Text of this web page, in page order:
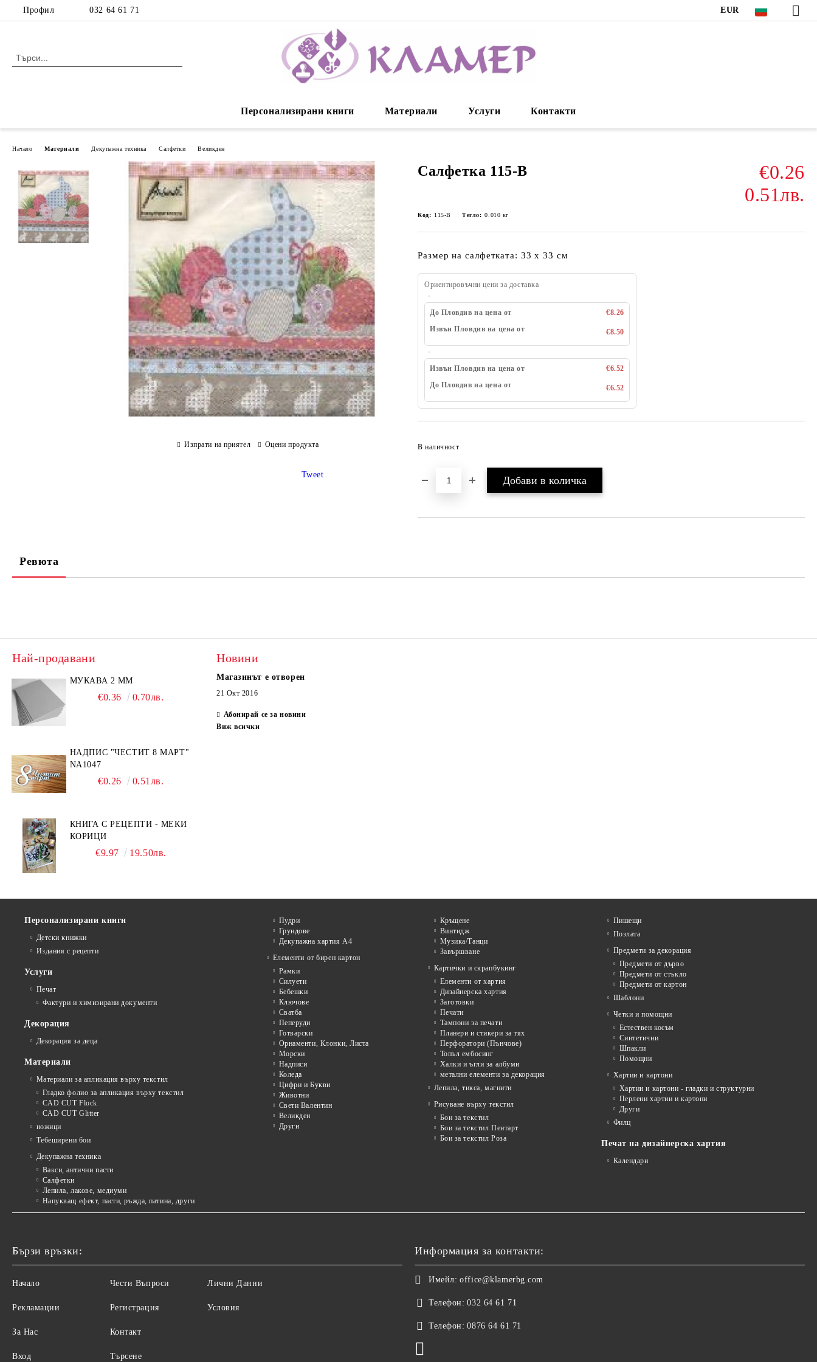
Профил 032 64 61 71 EUR
Персонализирани книги Материали Услуги Контакти
Начало Материали Декупажна техника Салфетки Великден
Салфетка 115-B
€0.26
0.51лв.
Код: 115-B Тегло: 0.010 кг
Размер на салфетката: 33 х 33 см
Ориентировъчни цени за доставка
До Пловдив на цена от
€8.26
Извън Пловдив на цена от
€8.50
Извън Пловдив на цена от
€6.52
До Пловдив на цена от
€6.52
В наличност
Изпрати на приятел Оцени продукта
Tweet
Ревюта
Най-продавани
МУКАВА 2 ММ
€0.36 0.70лв.
НАДПИС "ЧЕСТИТ 8 МАРТ"
NA1047
€0.26 0.51лв.
КНИГА С РЕЦЕПТИ - МЕКИ
КОРИЦИ
€9.97 19.50лв.
Новини
Магазинът е отворен
21 Окт 2016
Абонирай се за новини
Виж всички
Персонализирани книги
Детски книжки
Издания с рецепти
Услуги
Печат
Фактури и химизирани документи
Декорация
Декорация за деца
Материали
Материали за апликация върху текстил
Гладко фолио за апликация върху текстил
CAD CUT Flock
CAD CUT Glitter
ножици
Тебеширени бои
Декупажна техника
Вакси, антични пасти
Салфетки
Лепила, лакове, медиуми
Напукващ ефект, пасти, ръжда, патина, други
Пудри
Грундове
Декупажна хартия А4
Елементи от бирен картон
Рамки
Силуети
Бебешки
Ключове
Сватба
Пеперуди
Готварски
Орнаменти, Клонки, Листа
Морски
Надписи
Коледа
Цифри и Букви
Животни
Свети Валентин
Великден
Други
Кръщене
Винтидж
Музика/Танци
Завършване
Картички и скрапбукинг
Елементи от хартия
Дизайнерска хартия
Заготовки
Печати
Тампони за печати
Планери и стикери за тях
Перфоратори (Пънчове)
Топъл ембосинг
Халки и ъгли за албуми
метални елементи за декорация
Лепила, тикса, магнити
Рисуване върху текстил
Бои за текстил
Бои за текстил Пентарт
Бои за текстил Роза
Пишещи
Позлата
Предмети за декорация
Предмети от дърво
Предмети от стъкло
Предмети от картон
Шаблони
Четки и помощни
Естествен косъм
Синтетични
Шпакли
Помощни
Хартии и картони
Хартии и картони - гладки и структурни
Перлени хартии и картони
Други
Филц
Печат на дизайнерска хартия
Календари
Бързи връзки:
Начало
Рекламации
За Нас
Вход
Чести Въпроси
Регистрация
Контакт
Търсене
Лични Данни
Условия
Информация за контакти:
Имейл: office@klamerbg.com
Телефон: 032 64 61 71
Телефон: 0876 64 61 71